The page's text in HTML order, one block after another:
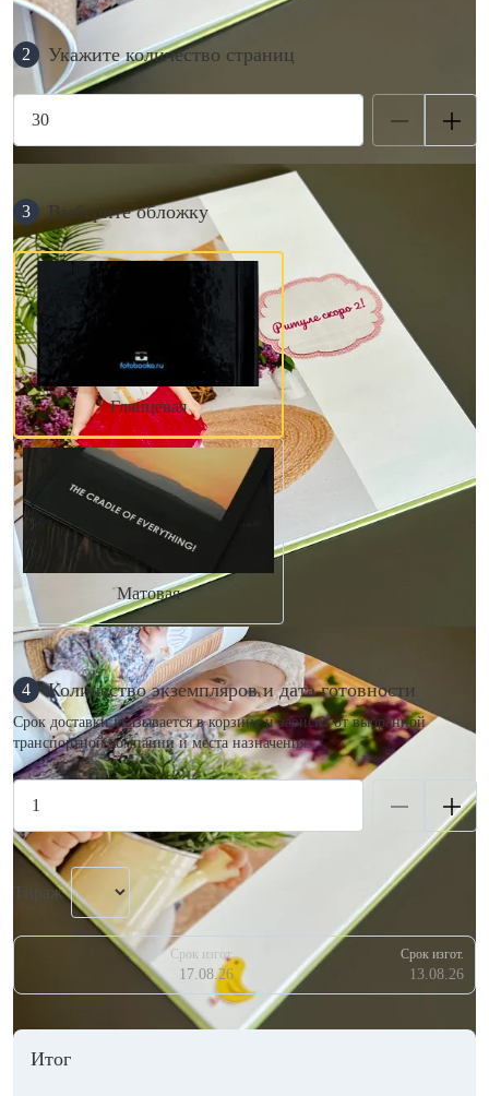
2 Укажите количество страниц
3 Выберите обложку
Глянцевая
Матовая
4 Количество экземпляров и дата готовности
Срок доставки указывается в корзине и зависит от выбранной
транспортной компании и места назначения.
Тираж
Срок изгот.
17.08.26
Срок изгот.
13.08.26
Итог